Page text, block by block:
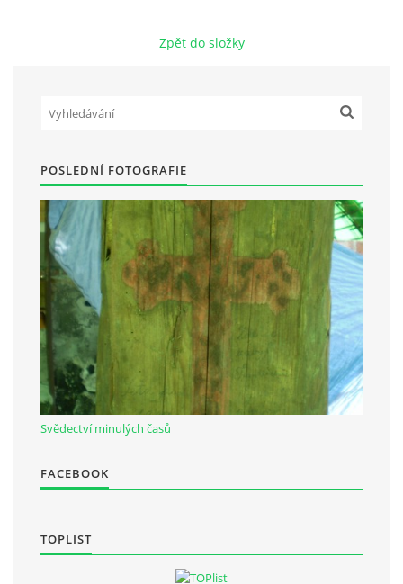
MÍSTO PRO VAŠE VZKAZY!!
DOKUMENTY OVJK
Občanská vzdělávací jednota "Komenský" v Choceradech z.s.
Chocerady 4
257 24 Chocerady
IČ: 498 28 614
Kontaktní osoba:
Mgr. Miroslava Cinkeisová
723 967 851
© 2026 eStránky.cz |RSS
Zpět do složky
POSLEDNÍ FOTOGRAFIE
Svědectví minulých časů
FACEBOOK
TOPLIST